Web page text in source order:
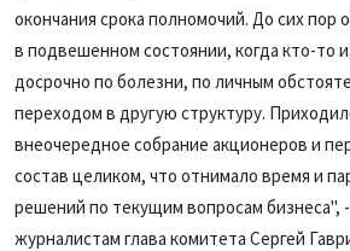
окончания срока полномочий. До сих пор
в подвешенном состоянии, когда кто-то
досрочно по болезни, по личным
переходом в другую структуру.
внеочередное собрание акционеров и
состав целиком, что отнимало время и
решений по текущим вопросам бизнеса",
журналистам глава комитета Сергей